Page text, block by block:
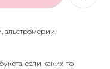
альстромерии,
если каких-то